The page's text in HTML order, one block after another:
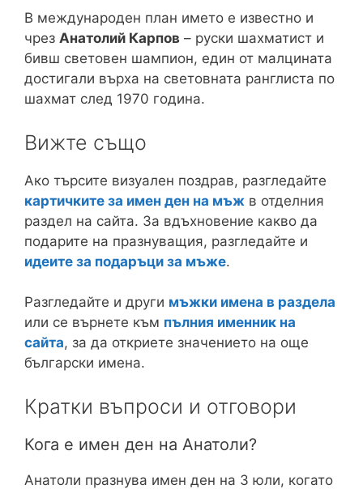
В международен план името е известно и
чрез Анатолий Карпов – руски шахматист и
бивш световен шампион, един от малцината
достигали върха на световната ранглиста по
шахмат след 1970 година.
Вижте също
Ако търсите визуален поздрав, разгледайте
картичките за имен ден на мъж в отделния
раздел на сайта. За вдъхновение какво да
подарите на празнуващия, разгледайте и
идеите за подаръци за мъже.
Разгледайте и други мъжки имена в раздела
или се върнете към пълния именник на
сайта, за да откриете значението на още
български имена.
Кратки въпроси и отговори
Кога е имен ден на Анатоли?
Анатоли празнува имен ден на 3 юли, когато